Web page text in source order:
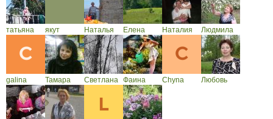
татьяна якут Наталья Елена Наталия Людмила
galina Тамара Светлана Фаина Chyna Любовь